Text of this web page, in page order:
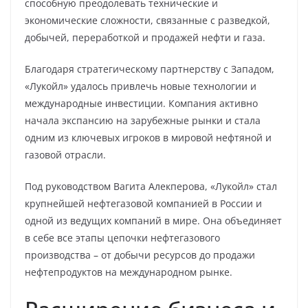
способную преодолевать технические и
экономические сложности, связанные с разведкой,
добычей, переработкой и продажей нефти и газа.
Благодаря стратегическому партнерству с Западом,
«Лукойл» удалось привлечь новые технологии и
международные инвестиции. Компания активно
начала экспансию на зарубежные рынки и стала
одним из ключевых игроков в мировой нефтяной и
газовой отрасли.
Под руководством Вагита Алекперова, «Лукойл» стал
крупнейшей нефтегазовой компанией в России и
одной из ведущих компаний в мире. Она объединяет
в себе все этапы цепочки нефтегазового
производства – от добычи ресурсов до продажи
нефтепродуктов на международном рынке.